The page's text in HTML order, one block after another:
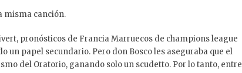
misma canción.
pronósticos de Francia Marruecos de champions league
papel secundario. Pero don Bosco les aseguraba que el
del Oratorio, ganando solo un scudetto. Por lo tanto, entre